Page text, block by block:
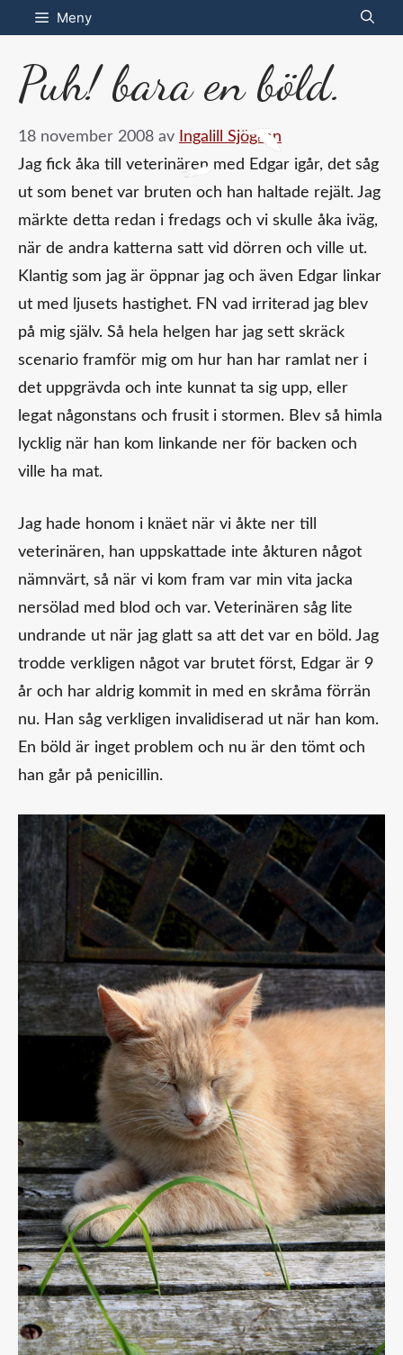
Hoppa
till
innehåll
Meny
Puh! bara en böld.
18 november 2008 av
Ingalill Sjögren
Jag fick åka till veterinären med Edgar igår, det såg
ut som benet var bruten och han haltade rejält. Jag
märkte detta redan i fredags och vi skulle åka iväg,
när de andra katterna satt vid dörren och ville ut.
Klantig som jag är öppnar jag och även Edgar linkar
ut med ljusets hastighet. FN vad irriterad jag blev
på mig själv. Så hela helgen har jag sett skräck
scenario framför mig om hur han har ramlat ner i
det uppgrävda och inte kunnat ta sig upp, eller
legat någonstans och frusit i stormen. Blev så himla
lycklig när han kom linkande ner för backen och
ville ha mat.
Jag hade honom i knäet när vi åkte ner till
veterinären, han uppskattade inte åkturen något
nämnvärt, så när vi kom fram var min vita jacka
nersölad med blod och var. Veterinären såg lite
undrande ut när jag glatt sa att det var en böld. Jag
trodde verkligen något var brutet först, Edgar är 9
år och har aldrig kommit in med en skråma förrän
nu. Han såg verkligen invalidiserad ut när han kom.
En böld är inget problem och nu är den tömt och
han går på penicillin.